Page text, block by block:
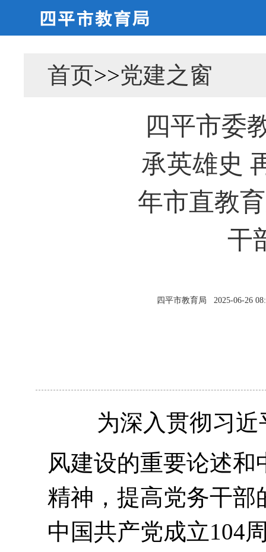
首页>>党建之窗
四平市委
承英雄史
年市直教
干
四平市教育局 2025-06-26
为深入贯彻习
风建设的重要论述
精神，提高党务干部
中国共产党成立104